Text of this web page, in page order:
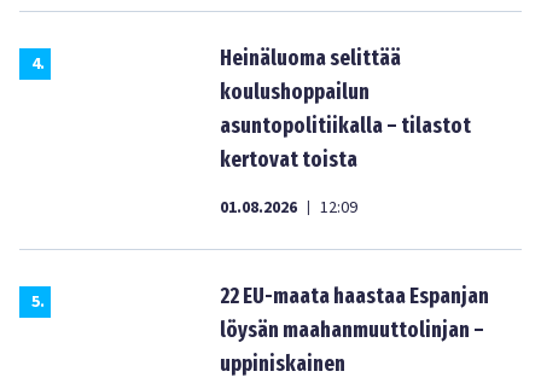
4.
Heinäluoma selittää
koulushoppailun
asuntopolitiikalla – tilastot
kertovat toista
01.08.2026 | 12:09
5.
22 EU-maata haastaa Espanjan
löysän maahanmuuttolinjan –
uppiniskainen